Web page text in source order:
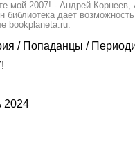
мой 2007! - Андрей
дает
bookplaneta.ru.
/ Попаданцы /
2024